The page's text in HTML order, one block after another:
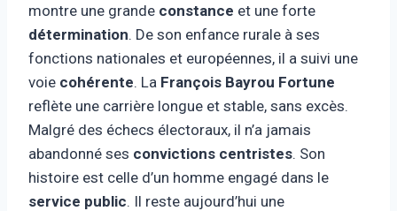
montre une grande constance et une forte
détermination. De son enfance rurale à ses
fonctions nationales et européennes, il a suivi une
voie cohérente. La François Bayrou Fortune
reflète une carrière longue et stable, sans excès.
Malgré des échecs électoraux, il n’a jamais
abandonné ses convictions centristes. Son
histoire est celle d’un homme engagé dans le
service public. Il reste aujourd’hui une